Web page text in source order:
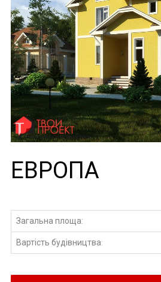
ЕВРОПА
Загальна площа:
Вартість будівництва: